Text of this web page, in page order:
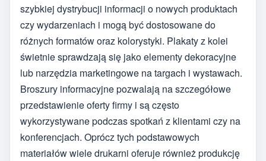
szybkiej dystrybucji informacji o nowych produktach
czy wydarzeniach i mogą być dostosowane do
różnych formatów oraz kolorystyki. Plakaty z kolei
świetnie sprawdzają się jako elementy dekoracyjne
lub narzędzia marketingowe na targach i wystawach.
Broszury informacyjne pozwalają na szczegółowe
przedstawienie oferty firmy i są często
wykorzystywane podczas spotkań z klientami czy na
konferencjach. Oprócz tych podstawowych
materiałów wiele drukarni oferuje również produkcję